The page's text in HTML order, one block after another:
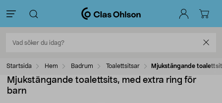
Startsida Hem Badrum Toalettsitsar Mjukstängande
Mjukstängande toalettsits, med extra ring för
barn